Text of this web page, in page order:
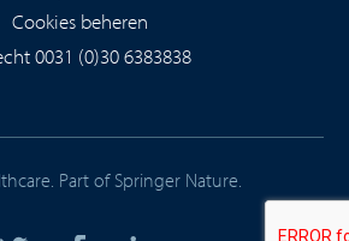
Cookies beheren
0031 (0)30 6383838
Part of Springer Nature